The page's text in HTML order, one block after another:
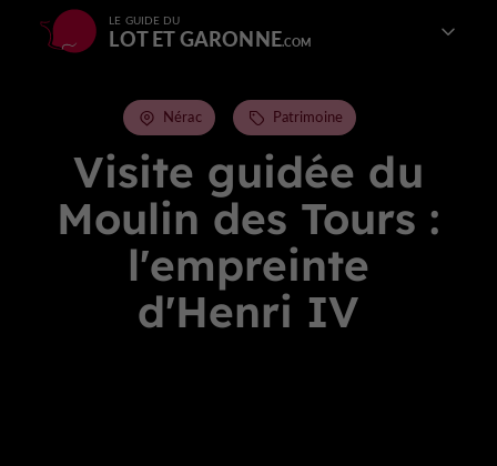
LE GUIDE DU
LOT ET GARONNE
Visite guidée du
Moulin des Tours :
l'empreinte
d'Henri IV
Nérac Patrimoine